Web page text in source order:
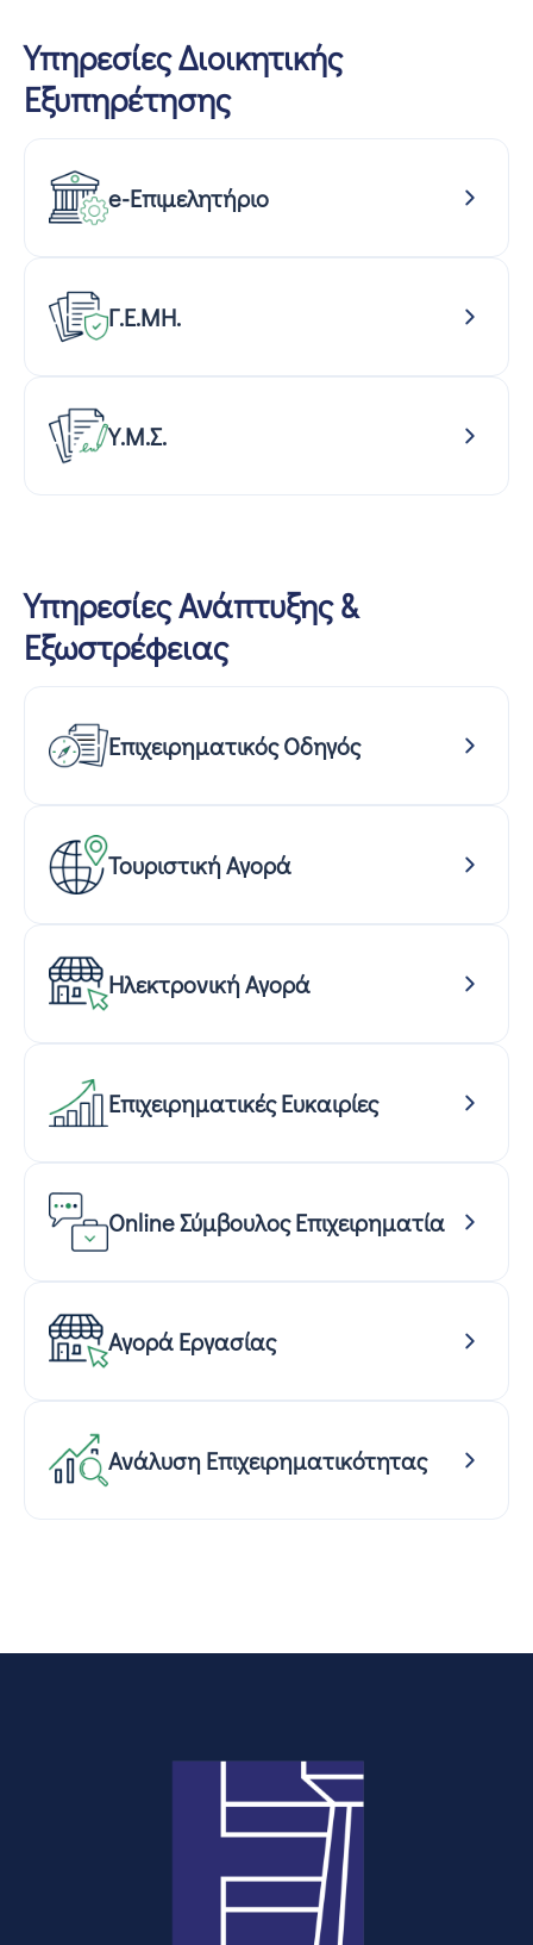
Υπηρεσίες Διοικητικής
Εξυπηρέτησης
e-Επιμελητήριο
Γ.Ε.ΜΗ.
Υ.Μ.Σ.
Υπηρεσίες Ανάπτυξης &
Εξωστρέφειας
Επιχειρηματικός Οδηγός
Τουριστική Αγορά
Ηλεκτρονική Αγορά
Επιχειρηματικές Ευκαιρίες
Online Σύμβουλος Επιχειρηματία
Αγορά Εργασίας
Ανάλυση Επιχειρηματικότητας